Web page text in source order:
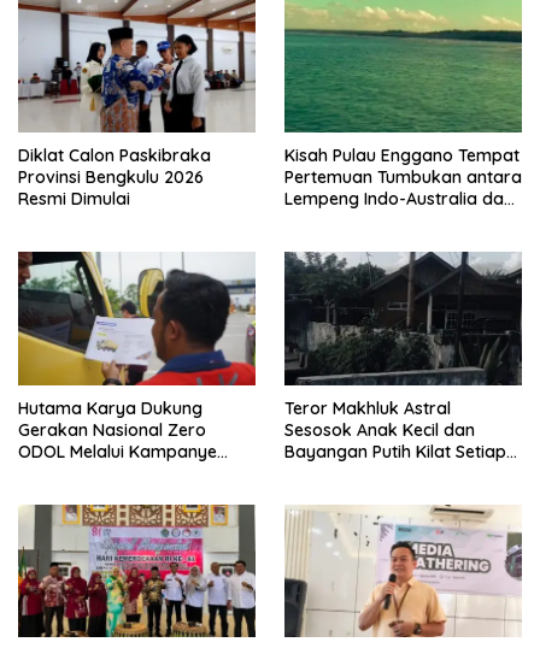
Diklat Calon Paskibraka
Provinsi Bengkulu 2026
Resmi Dimulai
Kisah Pulau Enggano Tempat
Pertemuan Tumbukan antara
Lempeng Indo-Australia dan
Terjadi Pelepasan Energi
Mendadak Potensi Gempa
8.4 SR dan Picu Tsunami 15
Meter
Hutama Karya Dukung
Gerakan Nasional Zero
ODOL Melalui Kampanye
Teror Makhluk Astral
Sesosok Anak Kecil dan
Bayangan Putih Kilat Setiap